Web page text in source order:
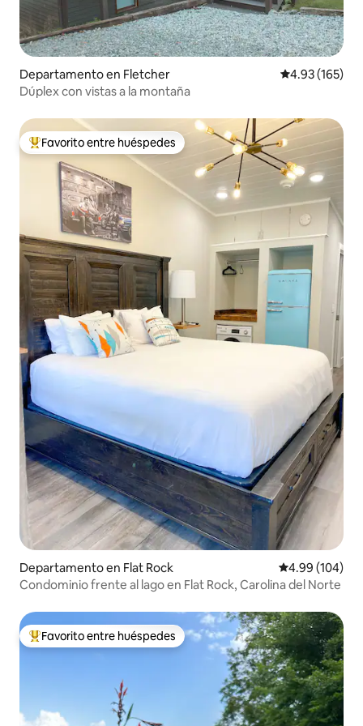
Departamento en Fletcher Calificación
4.93 (165)
Dúplex con vistas a la montaña
De los mejores en Favorito entre huéspedes
Favorito entre huéspedes
Departamento en Flat Rock Calificación
4.99 (104)
Condominio frente al lago en Flat Rock, Carolina del Norte
De los mejores en Favorito entre huéspedes
Favorito entre huéspedes